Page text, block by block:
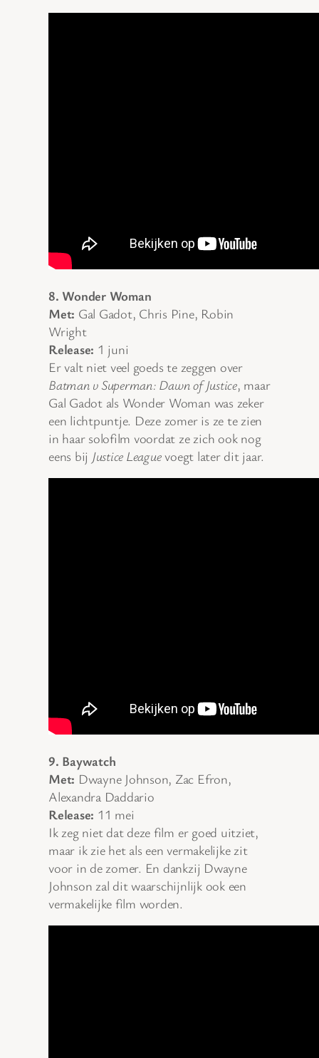
8. Wonder Woman
Met: Gal Gadot, Chris Pine, Robin
Wright
Release: 1 juni
Er valt niet veel goeds te zeggen over
Batman v Superman: Dawn of Justice, maar
Gal Gadot als Wonder Woman was zeker
een lichtpuntje. Deze zomer is ze te zien
in haar solofilm voordat ze zich ook nog
eens bij Justice Leaguevoegt later dit jaar.
9. Baywatch
Met: Dwayne Johnson, Zac Efron,
Alexandra Daddario
Release: 11 mei
Ik zeg niet dat deze film er goed uitziet,
maar ik zie het als een vermakelijke zit
voor in de zomer. En dankzij Dwayne
Johnson zal dit waarschijnlijk ook een
vermakelijke film worden.